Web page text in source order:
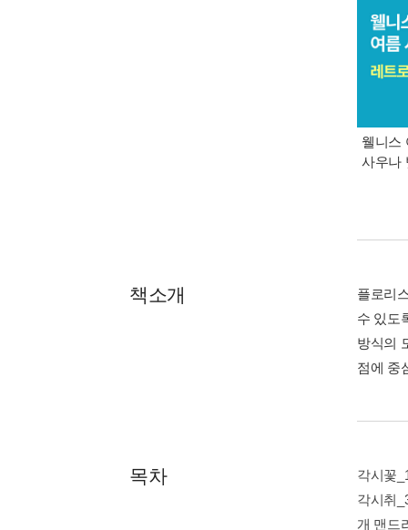
웰니스
사우나
책소개
플로리
수 있도
방식의
점에 중
목차
각시꽃
각시취
개 맨드